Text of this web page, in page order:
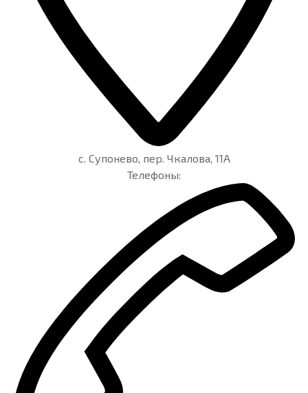
c. Супонево пер. Чкалова, 11А
Телефоны: